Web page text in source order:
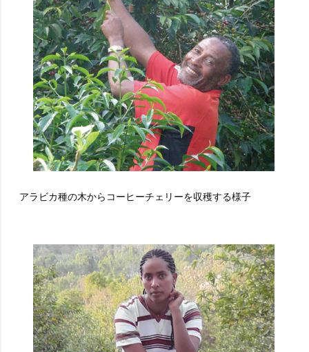
アラビカ種の木からコーヒーチェリーを収穫する様子